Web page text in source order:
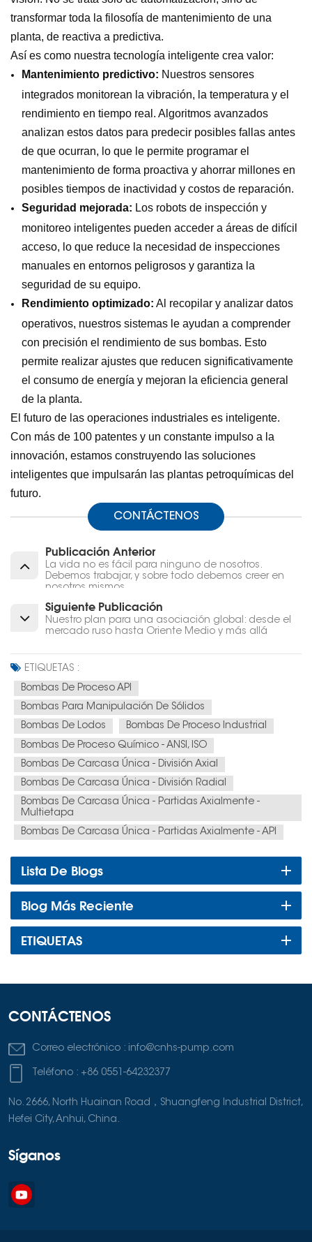
transformar toda la filosofía de mantenimiento de una
planta, de reactiva a predictiva.
Así es como nuestra tecnología inteligente crea valor:
Mantenimiento predictivo: Nuestros sensores
integrados monitorean la vibración, la temperatura y el
rendimiento en tiempo real. Algoritmos avanzados
analizan estos datos para predecir posibles fallas antes
de que ocurran, lo que le permite programar el
mantenimiento de forma proactiva y ahorrar millones en
posibles tiempos de inactividad y costos de reparación.
Seguridad mejorada: Los robots de inspección y
monitoreo inteligentes pueden acceder a áreas de difícil
acceso, lo que reduce la necesidad de inspecciones
manuales en entornos peligrosos y garantiza la
seguridad de su equipo.
Rendimiento optimizado: Al recopilar y analizar datos
operativos, nuestros sistemas le ayudan a comprender
con precisión el rendimiento de sus bombas. Esto
permite realizar ajustes que reducen significativamente
el consumo de energía y mejoran la eficiencia general
de la planta.
El futuro de las operaciones industriales es inteligente.
Con más de 100 patentes y un constante impulso a la
innovación, estamos construyendo las soluciones
inteligentes que impulsarán las plantas petroquímicas del
futuro.
CONTÁCTENOS
Publicación Anterior
La vida no es fácil para ninguno de nosotros.
Debemos trabajar, y sobre todo debemos creer en
nosotros mismos.
Siguiente Publicación
Nuestro plan para una asociación global: desde el
mercado ruso hasta Oriente Medio y más allá
ETIQUETAS :
Bombas De Proceso API
Bombas Para Manipulación De Sólidos
Bombas De Lodos
Bombas De Proceso Industrial
Bombas De Proceso Químico - ANSI, ISO
Bombas De Carcasa Única - División Axial
Bombas De Carcasa Única - División Radial
Bombas De Carcasa Única - Partidas Axialmente -
Multietapa
Bombas De Carcasa Única - Partidas Axialmente - API
Lista De Blogs
Blog Más Reciente
ETIQUETAS
CONTÁCTENOS
Correo electrónico : info@cnhs-pump.com
Teléfono : +86 0551-64232377
No. 2666, North Huainan Road，Shuangfeng Industrial District,
Hefei City, Anhui, China.
Síganos